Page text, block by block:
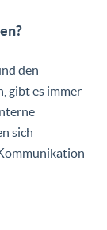
den
gibt es immer
sich